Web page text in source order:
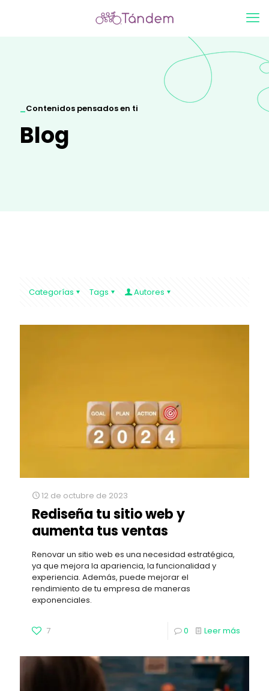
_Contenidos pensados en ti
Blog
Categorías Tags Autores
12 de octubre de 2023
Rediseña tu sitio web y
aumenta tus ventas
Renovar un sitio web es una necesidad estratégica,
ya que mejora la apariencia, la funcionalidad y
experiencia. Además, puede mejorar el
rendimiento de tu empresa de maneras
exponenciales.
7 0 Leer más